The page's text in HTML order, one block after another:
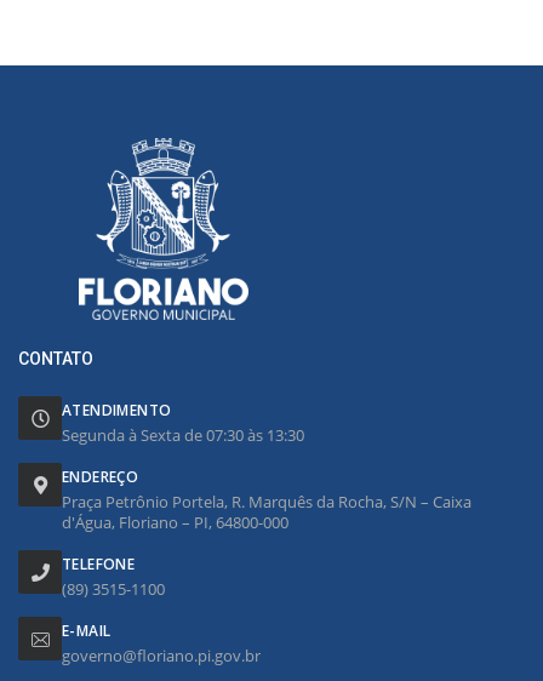
CONTATO
ATENDIMENTO
Segunda à Sexta de 07:30 às 13:30
ENDEREÇO
Praça Petrônio Portela, R. Marquês da Rocha, S/N – Caixa
d'Água, Floriano – PI, 64800-000
TELEFONE
(89) 3515-1100
E-MAIL
governo@floriano.pi.gov.br